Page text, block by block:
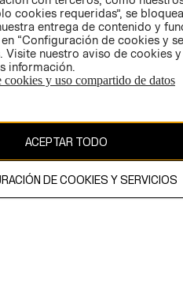
protegido por copyright y es
AB.
cookies requeridas”, se
entrega de contenido y
“Configuración de cookies y
Visite nuestro aviso de cookies
información.
cookies y uso compartido de datos
ACEPTAR TODO
DE COOKIES Y SERVICIOS